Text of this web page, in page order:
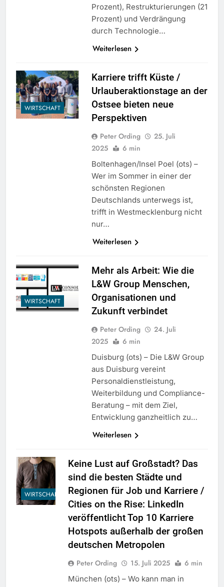
Prozent), Restrukturierungen (21
Prozent) und Verdrängung
durch Technologie…
Weiterlesen
WIRTSCHAFT
Karriere trifft Küste /
Urlauberaktionstage an der
Ostsee bieten neue
Perspektiven
Peter Ording
25. Juli
2025
6 min
Boltenhagen/Insel Poel (ots) –
Wer im Sommer in einer der
schönsten Regionen
Deutschlands unterwegs ist,
trifft in Westmecklenburg nicht
nur…
Weiterlesen
WIRTSCHAFT
Mehr als Arbeit: Wie die
L&W Group Menschen,
Organisationen und
Zukunft verbindet
Peter Ording
24. Juli
2025
6 min
Duisburg (ots) – Die L&W Group
aus Duisburg vereint
Personaldienstleistung,
Weiterbildung und Compliance-
Beratung – mit dem Ziel,
Entwicklung ganzheitlich zu…
Weiterlesen
WIRTSCHAFT
Keine Lust auf Großstadt? Das
sind die besten Städte und
Regionen für Job und Karriere /
Cities on the Rise: LinkedIn
veröffentlicht Top 10 Karriere
Hotspots außerhalb der großen
deutschen Metropolen
Peter Ording 15. Juli 2025 6 min
München (ots) – Wo kann man in